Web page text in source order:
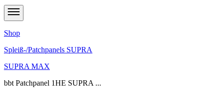
Shop
Spleiß-/Patchpanels SUPRA
SUPRA MAX
bbt Patchpanel 1HE SUPRA ...